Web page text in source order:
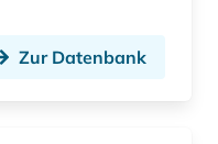
Zur Datenbank